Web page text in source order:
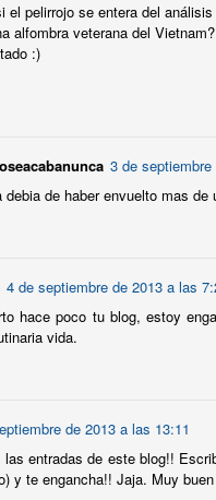
el pelirrojo se entera del
alfombra veterana del Vietnam?
:)
3 de
debia de haber envuelto mas de
4 de septiembre de 2013 a las
hace poco tu blog, estoy
vida.
de 2013 a las 13:11
las entradas de este blog!!
y te engancha!! Jaja. Muy
JUN
19
Ceremonias de
inundada de agua y de cientos
A los que se gradúan los
10
Pequeña Rusia.
En el pasado ya le dedique
Coney Island. Ahora que el
Sigue resultándome fascinante
sin coste extra alguno.